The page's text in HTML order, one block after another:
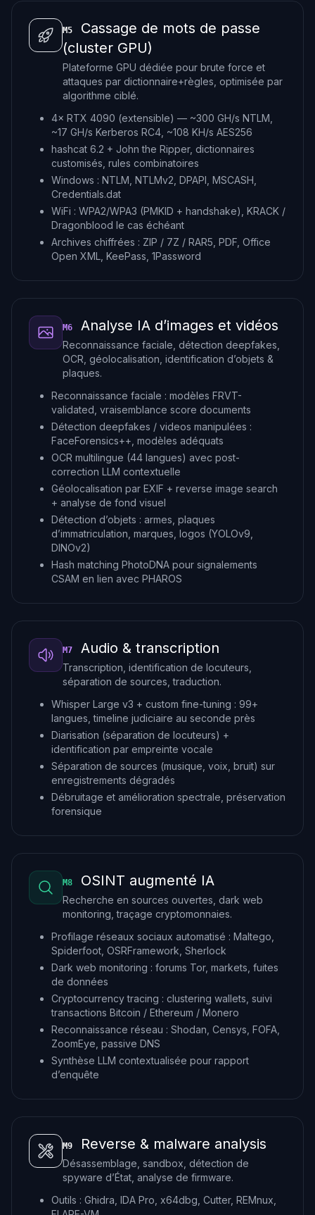
M5
Cassage de mots de passe
(cluster GPU)
Plateforme GPU dédiée pour brute force et
attaques par dictionnaire+règles, optimisée par
algorithme ciblé.
4× RTX 4090 (extensible) — ~300 GH/s NTLM,
~17 GH/s Kerberos RC4, ~108 KH/s AES256
hashcat 6.2 + John the Ripper, dictionnaires
customisés, rules combinatoires
Windows : NTLM, NTLMv2, DPAPI, MSCASH,
Credentials.dat
WiFi : WPA2/WPA3 (PMKID + handshake), KRACK /
Dragonblood le cas échéant
Archives chiffrées : ZIP / 7Z / RAR5, PDF, Office
Open XML, KeePass, 1Password
M6 Analyse IA d’images et vidéos
Reconnaissance faciale, détection deepfakes,
OCR, géolocalisation, identification d’objets &
plaques.
Reconnaissance faciale : modèles FRVT-
validated, vraisemblance score documents
Détection deepfakes / videos manipulées :
FaceForensics++, modèles adéquats
OCR multilingue (44 langues) avec post-
correction LLM contextuelle
Géolocalisation par EXIF + reverse image search
+ analyse de fond visuel
Détection d’objets : armes, plaques
d’immatriculation, marques, logos (YOLOv9,
DINOv2)
Hash matching PhotoDNA pour signalements
CSAM en lien avec PHAROS
M7 Audio & transcription
Transcription, identification de locuteurs,
séparation de sources, traduction.
Whisper Large v3 + custom fine-tuning : 99+
langues, timeline judiciaire au seconde près
Diarisation (séparation de locuteurs) +
identification par empreinte vocale
Séparation de sources (musique, voix, bruit) sur
enregistrements dégradés
Débruitage et amélioration spectrale, préservation
forensique
M8 OSINT augmenté IA
Recherche en sources ouvertes, dark web
monitoring, traçage cryptomonnaies.
Profilage réseaux sociaux automatisé : Maltego,
Spiderfoot, OSRFramework, Sherlock
Dark web monitoring : forums Tor, markets, fuites
de données
Cryptocurrency tracing : clustering wallets, suivi
transactions Bitcoin / Ethereum / Monero
Reconnaissance réseau : Shodan, Censys, FOFA,
ZoomEye, passive DNS
Synthèse LLM contextualisée pour rapport
d’enquête
M9 Reverse & malware analysis
Désassemblage, sandbox, détection de
spyware d’État, analyse de firmware.
Outils : Ghidra, IDA Pro, x64dbg, Cutter, REMnux,